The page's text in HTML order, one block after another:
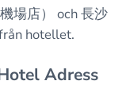
場店） och 長沙
hotellet.
Adress